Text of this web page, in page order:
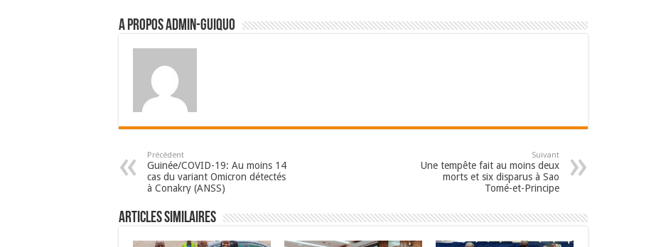
A propos admin-guiquo
Précédent
Guinée/COVID-19: Au moins 14
cas du variant Omicron détectés
à Conakry (ANSS)
Suivant
Une tempête fait au moins deux
morts et six disparus à Sao
Tomé-et-Principe
Articles Similaires